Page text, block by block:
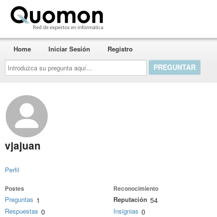
Introduzca
su
pregunta
aquí...
Home Iniciar Sesión Registro
vjajuan
Perfil
Postes
Preguntas 1
Respuestas 0
Reconocimiento
Reputación 54
Insignias 0